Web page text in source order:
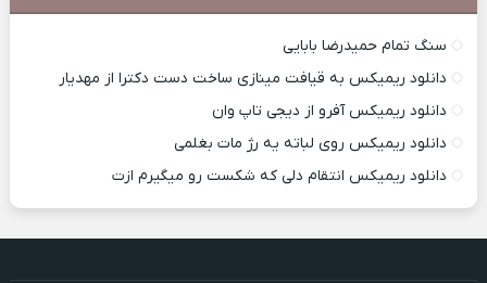
سنگ تمام حمیدرضا بابایی
دانلود ریمیکس به قیافت مینازی ساخت دست دکترا از مهدیار
دانلود ریمیکس آفرو از ديجی تاپ وان
دانلود ریمیکس روی لباته یه رژ مات بغلمی
دانلود ریمیکس انتقام دلی که شکست رو میگیرم ازت